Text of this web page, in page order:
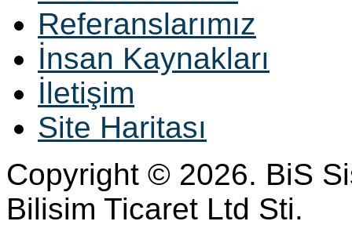
Referanslarımız
İnsan Kaynakları
İletişim
Site Haritası
Copyright © 2026. BiS
Bilisim Ticaret Ltd Sti.